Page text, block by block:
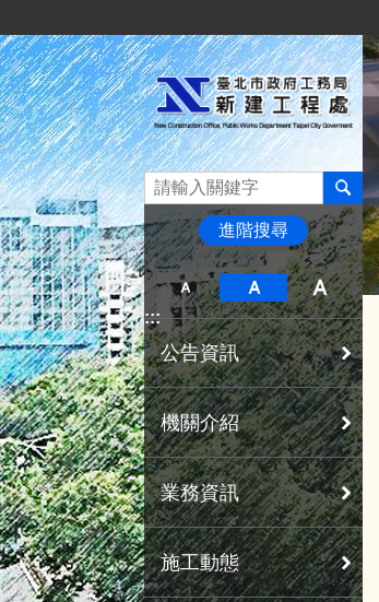
進階搜尋
:::
公告資訊
機關介紹
業務資訊
施工動態